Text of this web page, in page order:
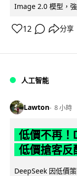
Image 2.0 模型，
12 分享
人工智能
Lawton 8 小時
低價不再
低價搶客反
DeepSeek 因低價